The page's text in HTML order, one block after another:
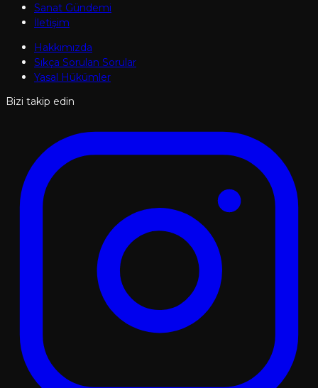
Sanat Gündemi
İletişim
Hakkımızda
Sıkça Sorulan Sorular
Yasal Hükümler
Bizi takip edin